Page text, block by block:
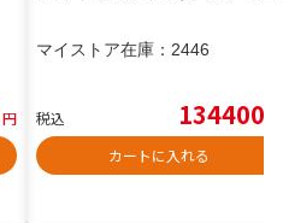
円
マイストア在庫： 2446
税込 134400
カートに入れる